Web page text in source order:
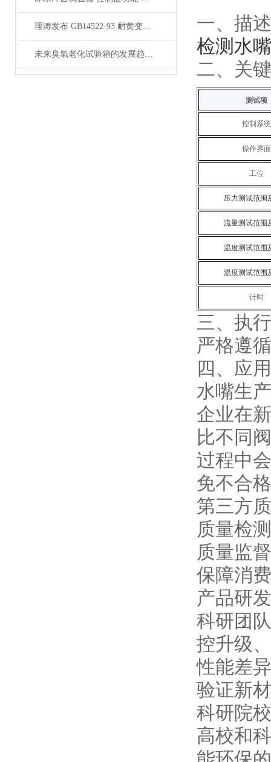
理涛发布 GB14522-93 耐黄变试验箱 温度控制 湿度控制
未来臭氧老化试验箱的发展趋势是什么？
一、 描述
检测水
二、关
测试‌项‌
控制系统‌
操作界面‌
工位
压力测试范围
流量测试范围
温度测试范围
温度测试范围
计时
三、 执行
严格遵循
四、 应
水嘴生
企业在
比不同
过程中
免不合
第三方
质量检
质量监
保障消
产品研
科研团
控升级
性能差
验证新
科研院
高校和